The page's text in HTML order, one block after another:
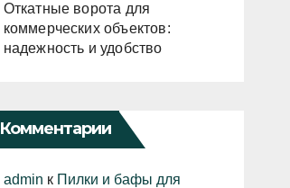
Откатные ворота для
коммерческих объектов:
надежность и удобство
Комментарии
admin к Пилки и бафы для